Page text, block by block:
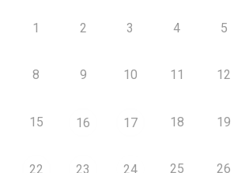
1 2 3 4 5
8 9 10 11 12
15 16 17 18 19
22 23 24 25 26